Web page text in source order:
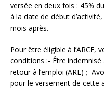
versée en deux fois : 45%
à la date de début
mois après.
Pour être éligible à l’ARCE,
conditions :- Être indemnisé
retour à l’emploi (ARE) ;-
pour le versement de cette